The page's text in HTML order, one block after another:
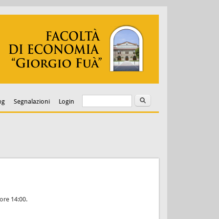
Segnalazioni Login Form di ricerca
Cerca
14:00.